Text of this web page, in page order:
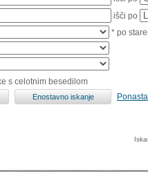
išči po
* po
s celotnim besedilom